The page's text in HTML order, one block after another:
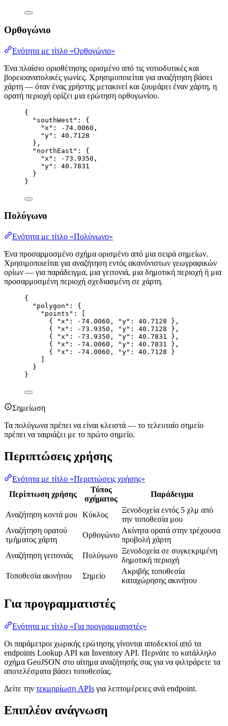
Ορθογώνιο
Ενότητα με τίτλο «Ορθογώνιο»
Ένα πλαίσιο οριοθέτησης ορισμένο από τις νοτιοδυτικές και
βορειοανατολικές γωνίες. Χρησιμοποιείται για αναζήτηση βάσει
χάρτη — όταν ένας χρήστης μετακινεί και ζουμάρει έναν χάρτη, η
ορατή περιοχή ορίζει μια ερώτηση ορθογωνίου.
{
"southWest" : {
"x" : -74.0060 ,
"y" : 40.7128
},
"northEast" : {
"x" : -73.9350 ,
"y" : 40.7831
}
}
Πολύγωνο
Ενότητα με τίτλο «Πολύγωνο»
Ένα προσαρμοσμένο σχήμα ορισμένο από μια σειρά σημείων.
Χρησιμοποιείται για αναζήτηση εντός ακανόνιστων γεωγραφικών
ορίων — για παράδειγμα, μια γειτονιά, μια δημοτική περιοχή ή μια
προσαρμοσμένη περιοχή σχεδιασμένη σε χάρτη.
{
"polygon" : {
"points" : [
{
"x" : -74.0060 , "y" : 40.7128 },
{
"x" : -73.9350 , "y" : 40.7128 },
{
"x" : -73.9350 , "y" : 40.7831 },
{
"x" : -74.0060 , "y" : 40.7831 },
{
"x" : -74.0060 , "y" : 40.7128 }
}
}
Σημείωση
Τα πολύγωνα πρέπει να είναι κλειστά — το τελευταίο σημείο
πρέπει να ταιριάζει με το πρώτο σημείο.
Περιπτώσεις χρήσης
Ενότητα με τίτλο «Περιπτώσεις χρήσης»
Περίπτωση χρήσης
Τύπος
σχήματος
Παράδειγμα
Αναζήτηση κοντά μου Κύκλος
Ξενοδοχεία εντός 5 χλμ από
την τοποθεσία μου
Αναζήτηση ορατού
τμήματος χάρτη
Ορθογώνιο
Ακίνητα ορατά στην τρέχουσα
προβολή χάρτη
Αναζήτηση γειτονιάς
Πολύγωνο
Ξενοδοχεία σε συγκεκριμένη
δημοτική περιοχή
Τοποθεσία ακινήτου
Σημείο
Ακριβής τοποθεσία
καταχώρησης ακινήτου
Για προγραμματιστές
Ενότητα με τίτλο «Για προγραμματιστές»
Οι παράμετροι χωρικής ερώτησης γίνονται αποδεκτοί από τα
endpoints Lookup API και Inventory API. Περνάτε το κατάλληλο
σχήμα GeoJSON στο αίτημα αναζήτησής σας για να φιλτράρετε τα
αποτελέσματα βάσει τοποθεσίας.
Δείτε την τεκμηρίωση APIs για λεπτομέρειες ανά endpoint.
Επιπλέον ανάγνωση